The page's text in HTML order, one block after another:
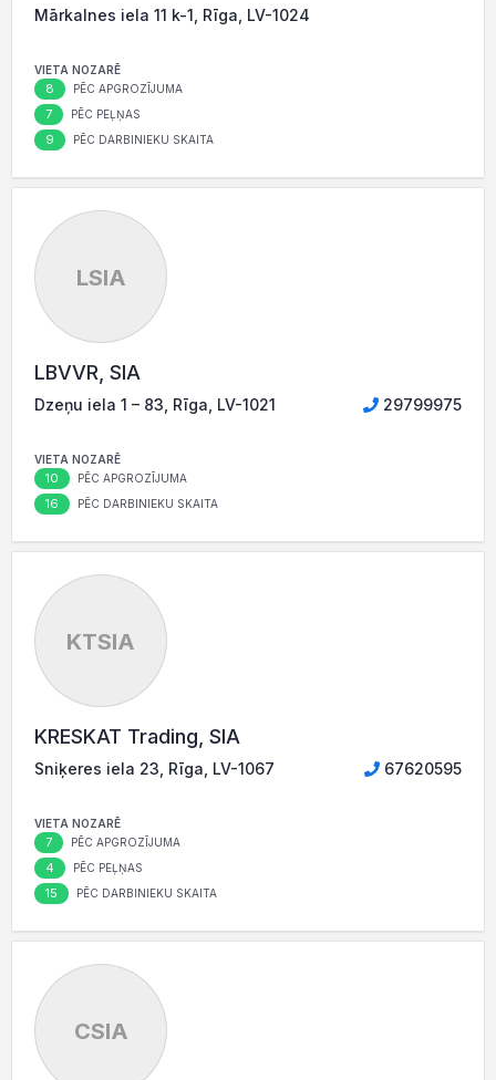
Mārkalnes iela 11 k-1, Rīga, LV-1024
VIETA NOZARĒ
8 PĒC APGROZĪJUMA
7 PĒC PEĻŅAS
9 PĒC DARBINIEKU SKAITA
LSIA
LBVVR, SIA
Dzeņu iela 1 – 83, Rīga, LV-1021 29799975
VIETA NOZARĒ
10 PĒC APGROZĪJUMA
16 PĒC DARBINIEKU SKAITA
KTSIA
KRESKAT Trading, SIA
Sniķeres iela 23, Rīga, LV-1067 67620595
VIETA NOZARĒ
7 PĒC APGROZĪJUMA
4 PĒC PEĻŅAS
15 PĒC DARBINIEKU SKAITA
CSIA